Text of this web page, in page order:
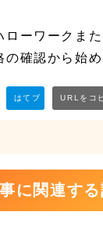
ローワークま
確認から始め
に関連す